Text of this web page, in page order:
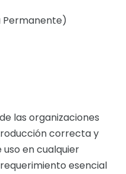
las organizaciones
correcta y
en cualquier
esencial